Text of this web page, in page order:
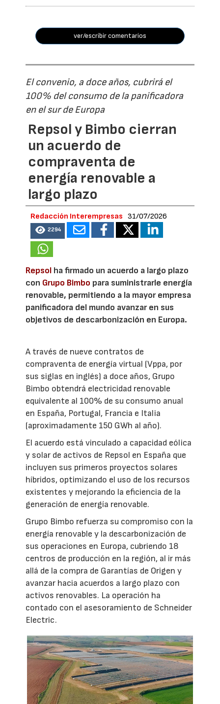
ver/escribir comentarios
El convenio, a doce años, cubrirá el
100% del consumo de la panificadora
en el sur de Europa
Repsol y Bimbo cierran
un acuerdo de
compraventa de
energía renovable a
largo plazo
Redacción Interempresas 31/07/2026
2294
Repsol ha firmado un acuerdo a largo plazo
con Grupo Bimbo para suministrarle energía
renovable, permitiendo a la mayor empresa
panificadora del mundo avanzar en sus
objetivos de descarbonización en Europa.
A través de nueve contratos de
compraventa de energía virtual (Vppa, por
sus siglas en inglés) a doce años, Grupo
Bimbo obtendrá electricidad renovable
equivalente al 100% de su consumo anual
en España, Portugal, Francia e Italia
(aproximadamente 150 GWh al año).
El acuerdo está vinculado a capacidad eólica
y solar de activos de Repsol en España que
incluyen sus primeros proyectos solares
híbridos, optimizando el uso de los recursos
existentes y mejorando la eficiencia de la
generación de energía renovable.
Grupo Bimbo refuerza su compromiso con la
energía renovable y la descarbonización de
sus operaciones en Europa, cubriendo 18
centros de producción en la región, al ir más
allá de la compra de Garantías de Origen y
avanzar hacia acuerdos a largo plazo con
activos renovables. La operación ha
contado con el asesoramiento de Schneider
Electric.